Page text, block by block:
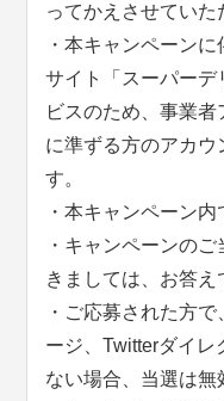
ってかえさせていた
・本キャンペーン
サイト「スーパーデ
ビスのため、事業
に準ずる方のアカウ
す。
・本キャンペーン
・キャンペーンの
きましては、お答え
・ご応募された方
ージ、Twitterダイ
ない場合、当選は無